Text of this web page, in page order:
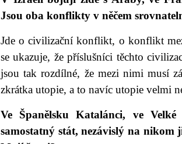
Jsou oba konflikty v něčem
Jde o civilizační konflikt, o konflikt
se ukazuje, že příslušníci těchto
jsou tak rozdílné, že mezi nimi musí
zkrátka utopie, a to navíc utopie velmi
Ve Španělsku Katalánci, ve
samostatný stát, nezávislý na